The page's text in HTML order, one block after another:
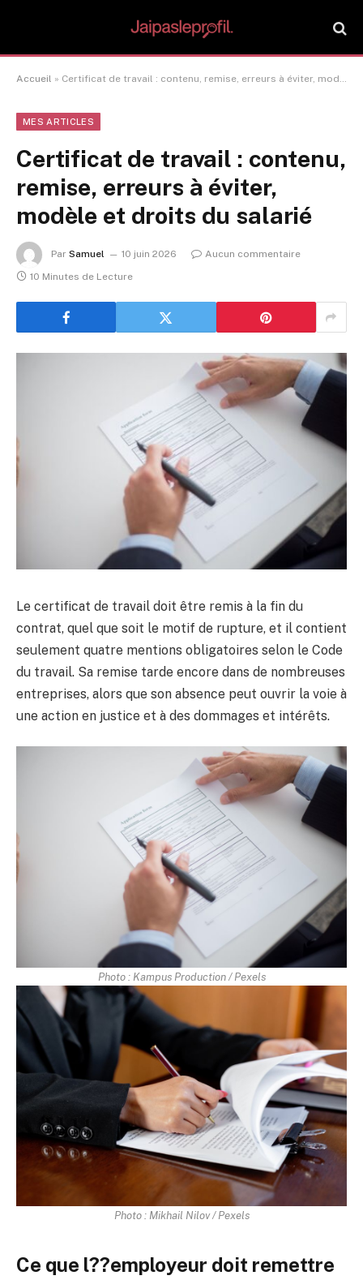
Accueil » Certificat de travail : contenu, remise, erreurs à éviter, modèle et droits du salarié
MES ARTICLES
Certificat de travail : contenu,
remise, erreurs à éviter,
modèle et droits du salarié
Par Samuel 10 juin 2026
Aucun commentaire
10 Minutes de Lecture
Le certificat de travail doit être remis à la fin du
contrat, quel que soit le motif de rupture, et il contient
seulement quatre mentions obligatoires selon le Code
du travail. Sa remise tarde encore dans de nombreuses
entreprises, alors que son absence peut ouvrir la voie à
une action en justice et à des dommages et intérêts.
Photo : Kampus Production / Pexels
Photo : Mikhail Nilov / Pexels
Ce que l??employeur doit remettre